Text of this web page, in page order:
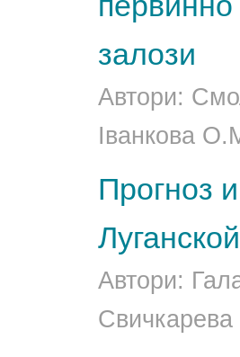
залози
Автори:
Іванкова
Прогноз
Автори: